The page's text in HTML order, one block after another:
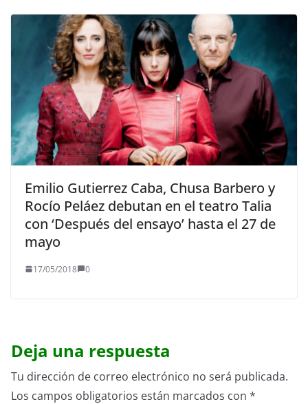
Emilio Gutierrez Caba, Chusa Barbero y
Rocío Peláez debutan en el teatro Talia
con ‘Después del ensayo’ hasta el 27 de
mayo
17/05/2018 0
Deja una respuesta
Tu dirección de correo electrónico no será publicada.
Los campos obligatorios están marcados con *